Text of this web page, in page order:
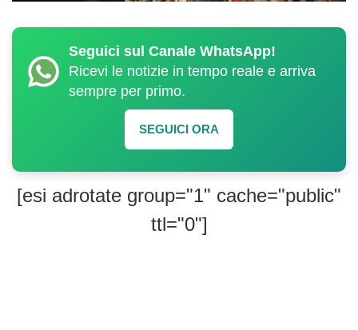
Seguici sul Canale WhatsApp!
Ricevi le notizie in tempo reale e arriva
sempre per primo.
SEGUICI ORA
[esi adrotate group="1" cache="public"
ttl="0"]